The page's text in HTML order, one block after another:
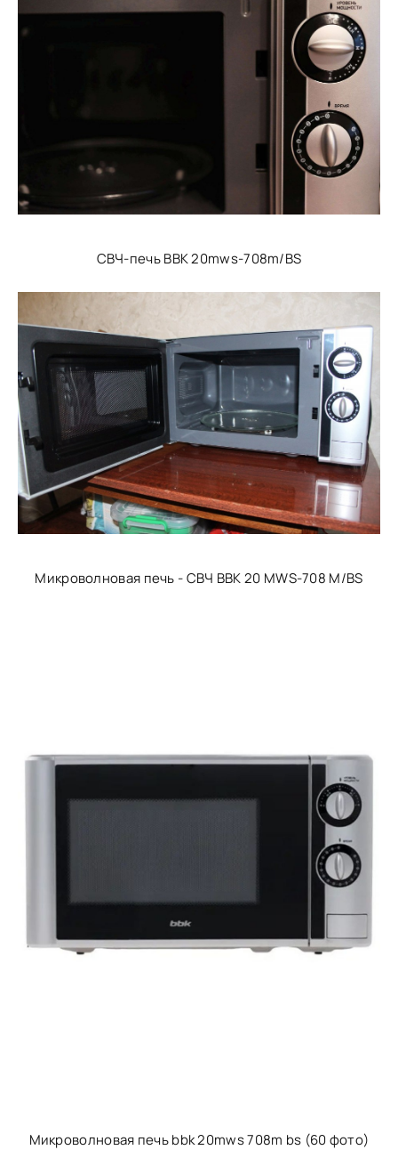
СВЧ-печь ВВК 20mws-708m/BS
Микроволновая печь - СВЧ BBK 20 MWS-708 M/BS
Микроволновая печь bbk 20mws 708m bs (60 фото)